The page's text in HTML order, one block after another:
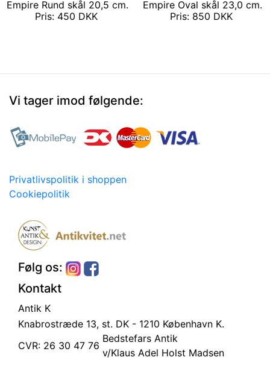
Empire Rund skål 20,5 cm.
Pris: 450 DKK
Empire Oval skål 23,0 cm.
Pris: 850 DKK
Vi tager imod følgende:
Privatlivspolitik i shoppen
Cookiepolitik
Følg os:
Kontakt
Antik K
Knabrostræde 13, st. DK - 1210 København K.
CVR: 26 30 47 76
Bedstefars Antik
v/Klaus Adel Holst Madsen